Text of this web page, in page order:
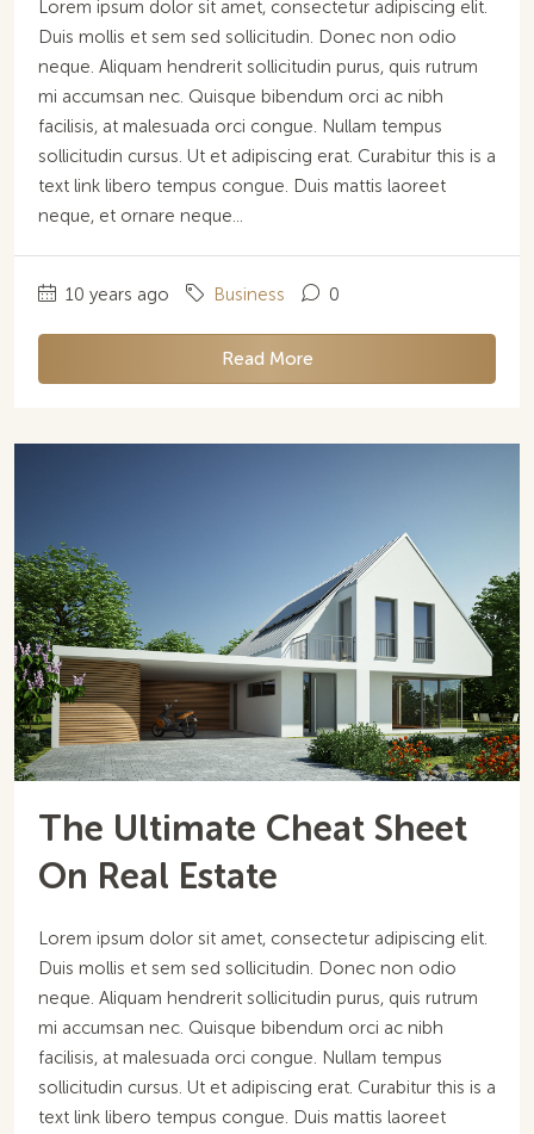
Lorem ipsum dolor sit amet, consectetur adipiscing elit.
Duis mollis et sem sed sollicitudin. Donec non odio
neque. Aliquam hendrerit sollicitudin purus, quis rutrum
mi accumsan nec. Quisque bibendum orci ac nibh
facilisis, at malesuada orci congue. Nullam tempus
sollicitudin cursus. Ut et adipiscing erat. Curabitur this is a
text link libero tempus congue. Duis mattis laoreet
neque, et ornare neque...
10 years ago Business 0
Read More
The Ultimate Cheat Sheet
On Real Estate
Lorem ipsum dolor sit amet, consectetur adipiscing elit.
Duis mollis et sem sed sollicitudin. Donec non odio
neque. Aliquam hendrerit sollicitudin purus, quis rutrum
mi accumsan nec. Quisque bibendum orci ac nibh
facilisis, at malesuada orci congue. Nullam tempus
sollicitudin cursus. Ut et adipiscing erat. Curabitur this is a
text link libero tempus congue. Duis mattis laoreet